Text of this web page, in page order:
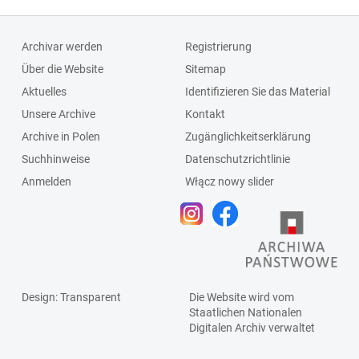
Archivar werden
Über die Website
Aktuelles
Unsere Archive
Archive in Polen
Suchhinweise
Anmelden
Registrierung
Sitemap
Identifizieren Sie das Material
Kontakt
Zugänglichkeitserklärung
Datenschutzrichtlinie
Włącz nowy slider
Design: Transparent
Die Website wird vom
Staatlichen Nationalen
Digitalen Archivverwaltet